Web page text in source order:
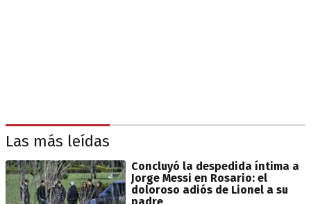
Las más leídas
Concluyó la despedida íntima a
Jorge Messi en Rosario: el
doloroso adiós de Lionel a su